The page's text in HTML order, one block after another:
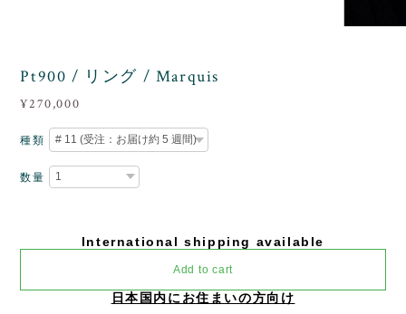
Pt900 / リング / Marquis
¥270,000
種類
数量
International shipping available
Add to cart
日本国内にお住まいの方向け